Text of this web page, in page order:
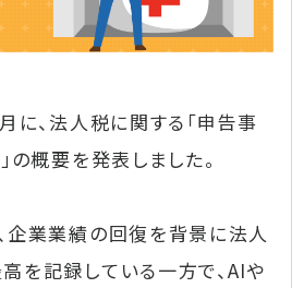
、法人税に関する「申告事
の概要を発表しました。
企業業績の回復を背景に法人
を記録している一方で、AIや